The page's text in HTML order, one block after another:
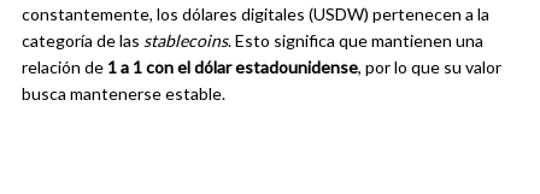
constantemente, los dólares digitales (USDW) pertenecen a la
categoría de las stablecoins. Esto significa que mantienen una
relación de 1 a 1 con el dólar estadounidense, por lo que su valor
busca mantenerse estable.